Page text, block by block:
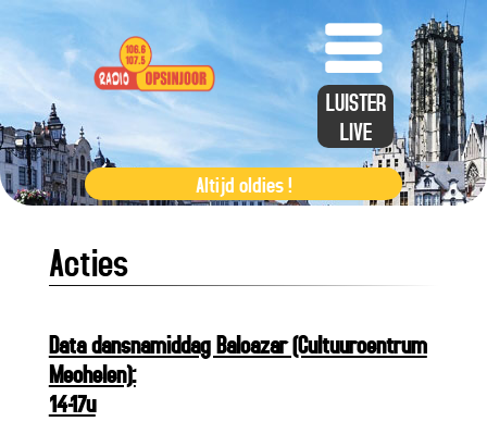
LUISTER
LIVE
Altijd oldies ! NU:
Acties
Data dansnamiddag Balcazar (Cultuurcentrum
Mechelen):
14-17u